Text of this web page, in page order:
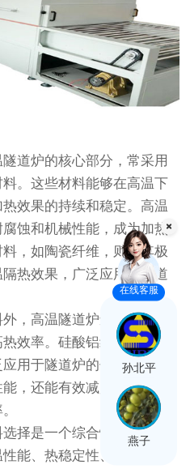
炉的核心部分，常采用
。这些材料能够在高温下
效果的持续和稳定。高温
蚀和机械性能，成为加热
，如陶瓷纤维，则因其极
热效果，广泛应用于隧道
高温隧道炉还采用了一
效率。硅酸铝纤维、陶瓷
用于隧道炉的保温层中，
，还能有效减少热量的散
是一个综合性的过程，
能、热稳定性、抗氧化
在线客服
孙北平
燕子